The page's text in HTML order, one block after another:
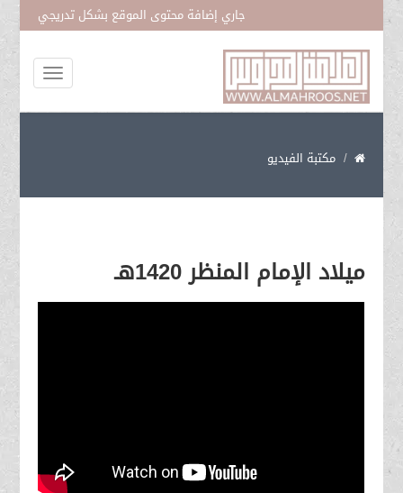
جاري إضافة محتوى الموقع بشكل تدريجي
المتمسك بحبل فاطمة عليها السلام
مكتبة الفيديو
ميلاد الإمام المنظر 1420هـ